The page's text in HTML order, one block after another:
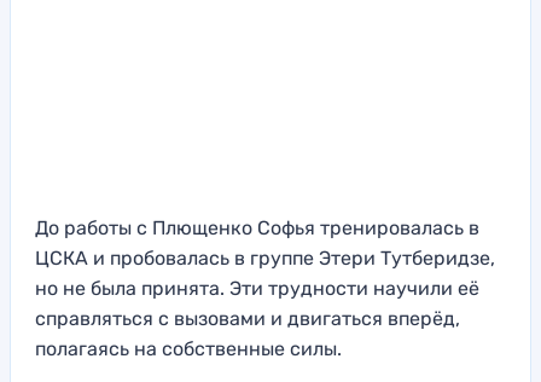
До работы с Плющенко Софья тренировалась в
ЦСКА и пробовалась в группе Этери Тутберидзе,
но не была принята. Эти трудности научили её
справляться с вызовами и двигаться вперёд,
полагаясь на собственные силы.